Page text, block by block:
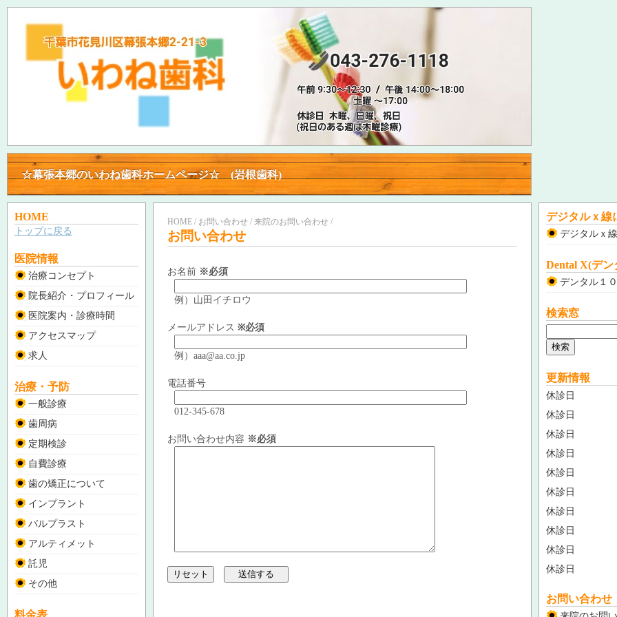
☆幕張本郷のいわね歯科ホームページ☆ (岩根歯科)
☆幕張本郷のいわね歯科ホームページ☆ (岩根歯科)
HOME
トップに戻る
医院情報
治療コンセプト
院長紹介・プロフィール
医院案内・診療時間
アクセスマップ
求人
治療・予防
一般診療
歯周病
定期検診
自費診療
歯の矯正について
インプラント
バルプラスト
アルティメット
託児
その他
HOME / お問い合わせ / 来院のお問い合わせ /
お問い合わせ
お名前 ※必須
例）山田イチロウ
メールアドレス ※必須
例）aaa@aa.co.jp
電話番号
012-345-678
お問い合わせ内容 ※必須
デジタルｘ線
デジタルｘ
Dental X(デン
デンタル１
検索窓
更新情報
休診日
休診日
休診日
休診日
休診日
休診日
休診日
休診日
休診日
休診日
お問い合わせ